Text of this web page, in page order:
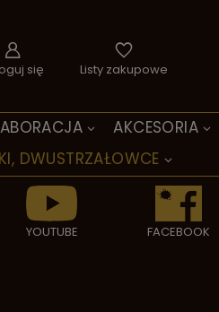
AKCESORIA
DWUSTRZAŁOWCE
YOUTUBE FACEBOOK
się Listy zakupowe